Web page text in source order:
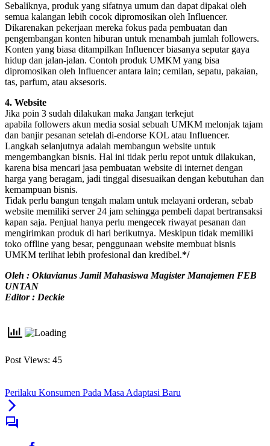
Sebaliknya, produk yang sifatnya umum dan dapat dipakai oleh
semua kalangan lebih cocok dipromosikan oleh Influencer.
Dikarenakan pekerjaan mereka fokus pada pembuatan dan
pengembangan konten hiburan untuk menambah jumlah followers.
Konten yang biasa ditampilkan Influencer biasanya seputar gaya
hidup dan jalan-jalan. Contoh produk UMKM yang bisa
dipromosikan oleh Influencer antara lain; cemilan, sepatu, pakaian,
tas, parfum, atau aksesoris.
4. Website
Jika poin 3 sudah dilakukan maka Jangan terkejut
apabila followers akun media sosial sebuah UMKM melonjak tajam
dan banjir pesanan setelah di-endorse KOL atau Influencer.
Langkah selanjutnya adalah membangun website untuk
mengembangkan bisnis. Hal ini tidak perlu repot untuk dilakukan,
karena bisa mencari jasa pembuatan website di internet dengan
harga yang beragam, jadi tinggal disesuaikan dengan kebutuhan dan
kemampuan bisnis.
Tidak perlu bangun tengah malam untuk melayani orderan, sebab
website memiliki server 24 jam sehingga pembeli dapat bertransaksi
kapan saja. Penjual hanya perlu mengecek riwayat pesanan dan
mengirimkan produk di hari berikutnya. Meskipun tidak memiliki
toko offline yang besar, penggunaan website membuat bisnis
UMKM terlihat lebih profesional dan kredibel.*/
Oleh : Oktavianus Jamil Mahasiswa Magister Manajemen FEB
UNTAN
Editor : Deckie
Post Views: 45
Perilaku Konsumen Pada Masa Adaptasi Baru